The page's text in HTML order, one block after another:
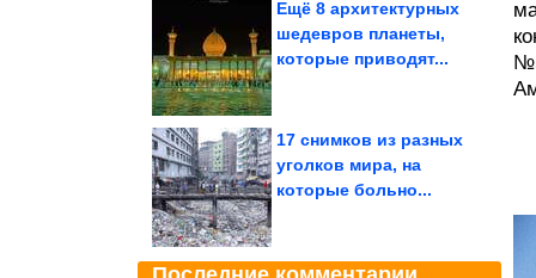
Ещё 8 архитектурных
шедевров планеты,
которые приводят...
17 снимков из разных
уголков мира, на
которые больно...